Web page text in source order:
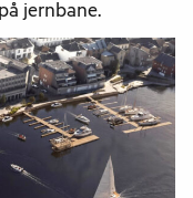
jernbane.